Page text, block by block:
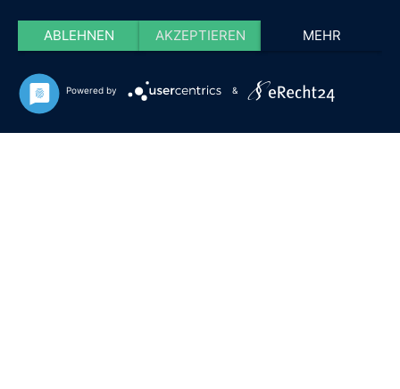
ABLEHNEN AKZEPTIEREN MEHR
Powered by &